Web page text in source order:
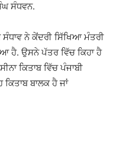
ਸੰਧਵਨ.
ਸੰਧਾਵ ਨੇ ਕੇਂਦਰੀ ਸਿੱਖਿਆ ਮੰਤਰੀ
ਹੈ. ਉਸਨੇ ਪੱਤਰ ਵਿੱਚ ਕਿਹਾ ਹੈ
ਕਿਤਾਬ ਵਿੱਚ ਪੰਜਾਬੀ
ਬਾਲਕ ਹੈ ਜਾਂ